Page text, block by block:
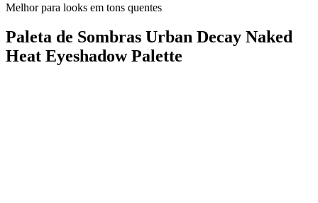
Melhor para looks em tons quentes
Paleta de Sombras Urban Decay Naked
Heat Eyeshadow Palette